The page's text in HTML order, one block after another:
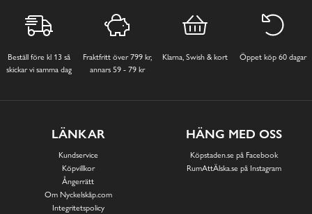
Beställ före kl 13 så
skickar vi samma dag
Fraktfritt över 799 kr,
annars 59 - 79 kr
Klarna, Swish & kort Öppet köp 60 dagar
LÄNKAR
Kundservice
Köpvillkor
Ångerrätt
Om Nyckelskåp.com
Integritetspolicy
HÄNG MED OSS
Köpstaden.se på Facebook
RumAttÄlska.se på Instagram